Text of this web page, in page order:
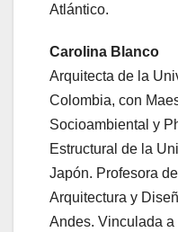
Atlántico.
Carolina Blanco
Arquitecta de la
Colombia, con
Socioambiental y
Estructural de la
Japón. Profesora
Arquitectura y
Andes. Vinculada a